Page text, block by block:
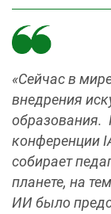
«Сейчас в
внедрения
образования.
конференции
собирает
планете, на
ИИ было